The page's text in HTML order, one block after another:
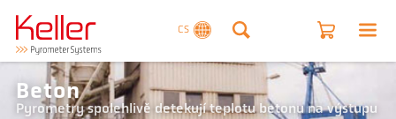
CS
Beton
Pyrometry spolehlivě detekují teplotu betonu na výstupu